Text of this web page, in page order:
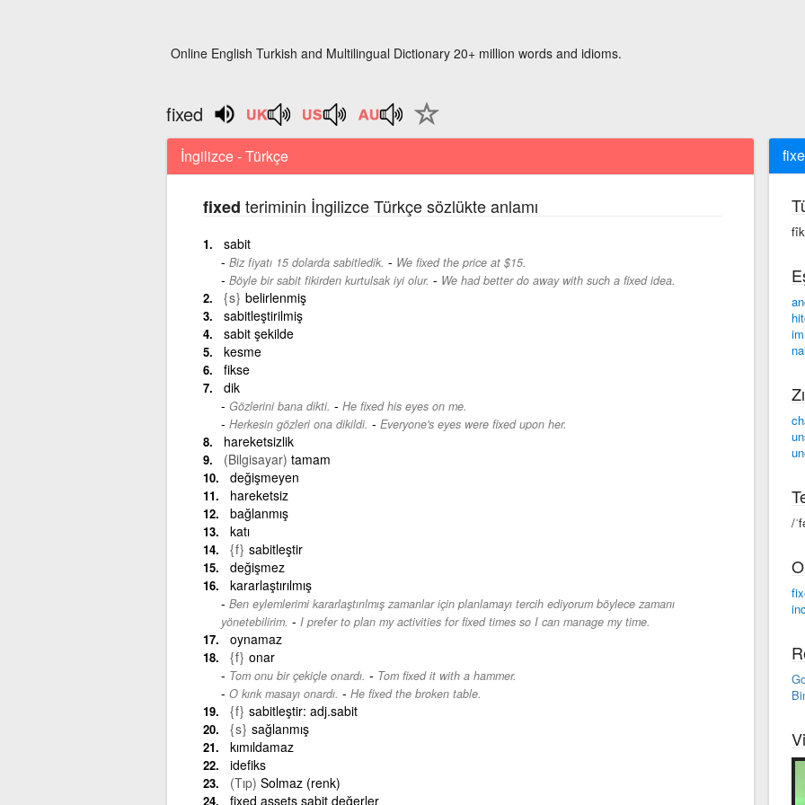
Online English Turkish and Multilingual Dictionary 20+ million words and idioms.
fixed
İngilizce - Türkçe
fixed teriminin İngilizce Türkçe sözlükte anlamı
sabit
Biz fiyatı 15 dolarda sabitledik. - We fixed the price at $15.
Böyle bir sabit fikirden kurtulsak iyi olur. - We had better do away with such a fixed idea.
{s} belirlenmiş
sabitleştirilmiş
sabit şekilde
kesme
fikse
dik
Gözlerini bana dikti. - He fixed his eyes on me.
Herkesin gözleri ona dikildi. - Everyone's eyes were fixed upon her.
hareketsizlik
(Bilgisayar) tamam
değişmeyen
hareketsiz
bağlanmış
katı
{f} sabitleştir
değişmez
kararlaştırılmış
Ben eylemlerimi kararlaştırılmış zamanlar için planlamayı tercih ediyorum böylece zamanı
yönetebilirim. - I prefer to plan my activities for fixed times so I can manage my time.
oynamaz
{f} onar
Tom onu bir çekiçle onardı. - Tom fixed it with a hammer.
O kırık masayı onardı. - He fixed the broken table.
{f} sabitleştir: adj.sabit
{s} sağlanmış
kımıldamaz
idefiks
(Tıp) Solmaz (renk)
fixed assets sabit değerler
/